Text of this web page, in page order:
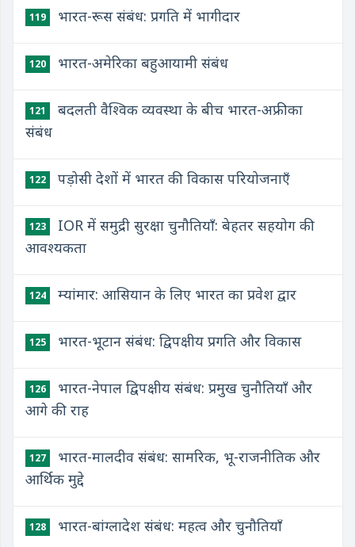
119 भारत-रूस संबंध: प्रगति में भागीदार
120 भारत-अमेरिका बहुआयामी संबंध
121
बदलती वैश्विक व्यवस्था के बीच भारत-अफ्रीका
संबंध
122 पड़ोसी देशों में भारत की विकास परियोजनाएँ
123
IOR में समुद्री सुरक्षा चुनौतियाँ: बेहतर सहयोग की
आवश्यकता
124 म्यांमार: आसियान के लिए भारत का प्रवेश द्वार
125 भारत-भूटान संबंध: द्विपक्षीय प्रगति और विकास
126
भारत-नेपाल द्विपक्षीय संबंध: प्रमुख चुनौतियाँ और
आगे की राह
127
भारत-मालदीव संबंध: सामरिक, भू-राजनीतिक और
आर्थिक मुद्दे
128 भारत-बांग्लादेश संबंध: महत्व और चुनौतियाँ